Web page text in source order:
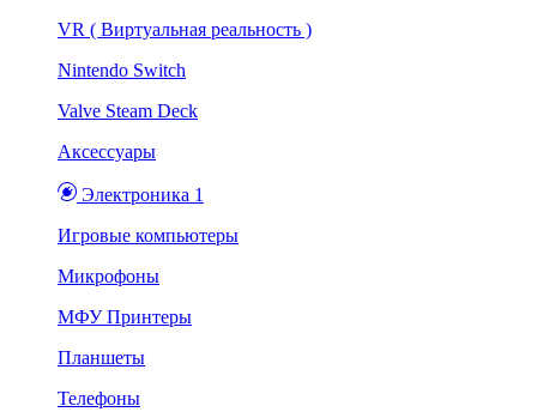
VR ( Виртуальная реальность )
Nintendo Switch
Valve Steam Deck
Аксессуары
Электроника 1
Игровые компьютеры
Микрофоны
МФУ Принтеры
Планшеты
Телефоны